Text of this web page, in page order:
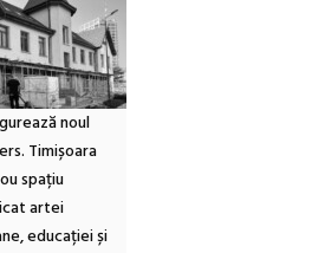
noul
Timișoara
spațiu
artei
educației și